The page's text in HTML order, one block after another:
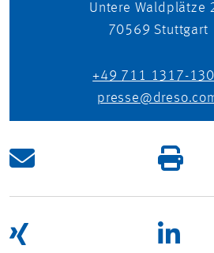
Untere Waldplätze
70569 Stuttgart
+49 711 1317-